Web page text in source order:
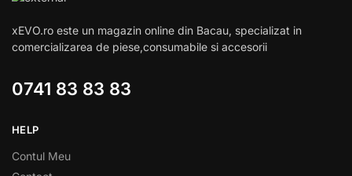
xEVO.ro este un magazin online din Bacau, specializat in
comercializarea de piese,consumabile si accesorii
0741 83 83 83
HELP
Contul Meu